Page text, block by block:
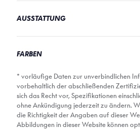
AUSSTATTUNG
FARBEN
* vorläufige Daten zur unverbindlichen
vorbehaltlich der abschließenden
sich das Recht vor, Spezifikationen
ohne Ankündigung jederzeit zu ändern.
die Richtigkeit der Angaben auf dieser
Abbildungen in dieser Website können